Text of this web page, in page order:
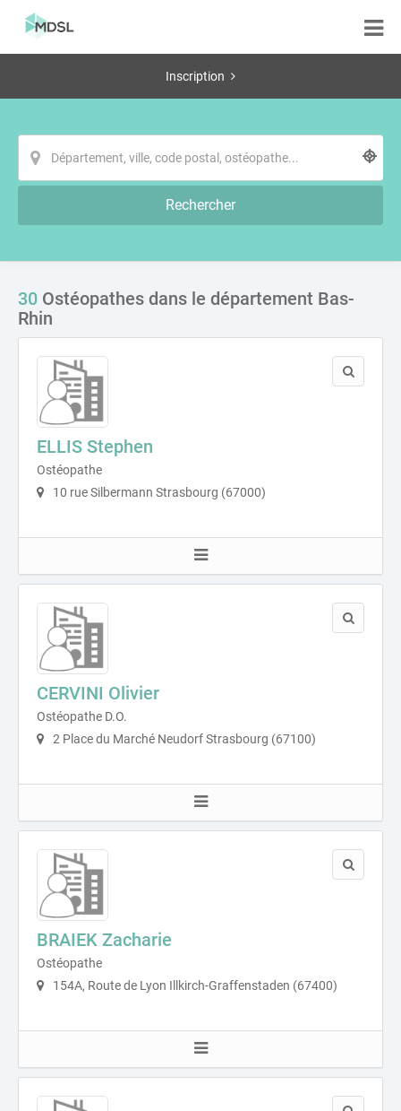
Inscription
Rechercher
30 Ostéopathes dans le département Bas-
Rhin
ELLIS Stephen
Ostéopathe
10 rue Silbermann Strasbourg (67000)
CERVINI Olivier
Ostéopathe D.O.
2 Place du Marché Neudorf Strasbourg (67100)
BRAIEK Zacharie
Ostéopathe
154A, Route de Lyon Illkirch-Graffenstaden (67400)